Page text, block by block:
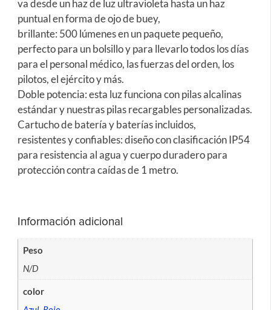
va desde un haz de luz ultravioleta hasta un haz
puntual en forma de ojo de buey,
brillante: 500 lúmenes en un paquete pequeño,
perfecto para un bolsillo y para llevarlo todos los días
para el personal médico, las fuerzas del orden, los
pilotos, el ejército y más.
Doble potencia: esta luz funciona con pilas alcalinas
estándar y nuestras pilas recargables personalizadas.
Cartucho de batería y baterías incluidos,
resistentes y confiables: diseño con clasificación IP54
para resistencia al agua y cuerpo duradero para
protección contra caídas de 1 metro.
Información adicional
Peso
N/D
color